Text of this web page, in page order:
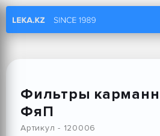
Услуги
Проекты
Фильтры
ФяП
Артикул - 120006